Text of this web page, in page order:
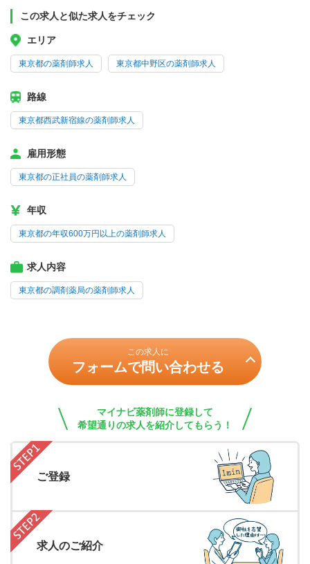
この求人と似た求人をチェック
エリア
東京都の薬剤師求人 東京都中野区の薬剤師求人
路線
東京都西武新宿線の薬剤師求人
雇用形態
東京都の正社員の薬剤師求人
年収
東京都の年収600万円以上の薬剤師求人
求人内容
東京都の調剤薬局の薬剤師求人
この求人に
フォームで問い合わせる
マイナビ薬剤師に登録して
希望通りの求人を紹介してもらう！
ご登録
求人のご紹介